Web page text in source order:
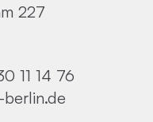
227
11 14 76
berlin.de